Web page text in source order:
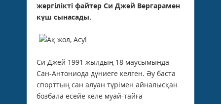
жергілікті файтер Си Джей Вергарамен
күш сынасады.
Си Джей 1991 жылдың 18 маусымында
Сан-Антониода дүниеге келген. Әу баста
спорттың сан алуан түрімен айналысқан
бозбала есейе келе муай-тайға